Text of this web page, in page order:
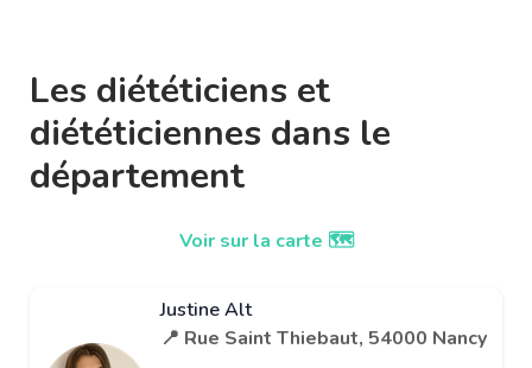
Les diététiciens et
diététiciennes dans le
département
Voir sur la carte 🗺️
Justine Alt
📍 Rue Saint Thiebaut, 54000 Nancy